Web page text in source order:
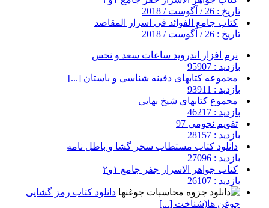
تاریخ : 26 / آگوست / 2018
کتاب جامع الفوائد فی اسرار المقاصد
تاریخ : 26 / آگوست / 2018
نرم افزار اندروید ساعات سعد و نحس
بازدید : 95907
مجموعه کتابهای دفینه شناسی و باستان [...]
بازدید : 93911
مجموع کتابهای شیخ بهایی
بازدید : 46217
تقویم نجومی 97
بازدید : 28157
دانلود کتاب مستطاب سحر گشا و باطل نامه
بازدید : 27096
کتاب جواهر الاسرار جفر جامع ۱و۲
بازدید : 26107
دانلود کتاب رمز گشایی
جوغن ها(شناخت [...]